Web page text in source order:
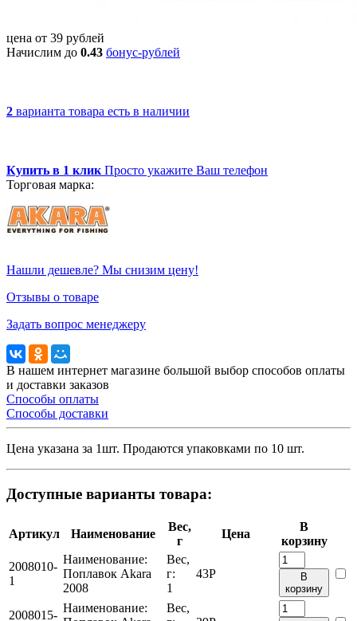
цена от 39 рублей
Начислим до 0.43 бонус-рублей
2 варианта товара есть в наличии
Купить в 1 клик Просто укажите Ваш телефон
Торговая марка:
Нашли дешевле? Мы снизим цену!
Отзывы о товаре
Задать вопрос менеджеру
В нашем интернет магазине большой выбор способов оплаты
и доставки заказов
Способы оплаты
Способы доставки
Цена указана за 1шт. Продаются упаковками по 10 шт.
Доступные варианты товара:
Артикул Наименование
Вес,
г
Цена
В
корзину
2008010-
1
Наименование:
Поплавок Akara
2008
Вес,
г:
1
43Р
В
корзину
2008015-
Наименование:
Вес,